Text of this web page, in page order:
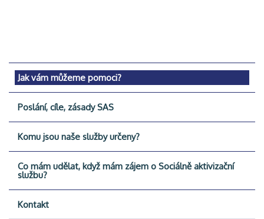
Jak vám můžeme pomoci?
Poslání, cíle, zásady SAS
Komu jsou naše služby určeny?
Co mám udělat, když mám zájem o Sociálně aktivizační
službu?
Kontakt